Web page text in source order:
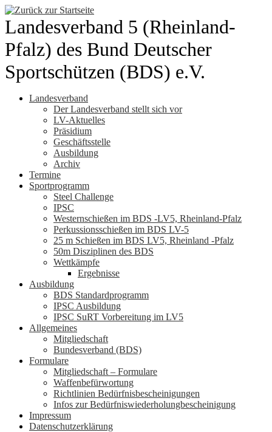
Zum
Inhalt
springen
Landesverband 5 (Rheinland-
Pfalz) des Bund Deutscher
Sportschützen (BDS) e.V.
Landesverband
Der Landesverband stellt sich vor
LV-Aktuelles
Präsidium
Geschäftsstelle
Ausbildung
Archiv
Termine
Sportprogramm
Steel Challenge
IPSC
Westernschießen im BDS -LV5, Rheinland-Pfalz
Perkussionsschießen im BDS LV-5
25 m Schießen im BDS LV5, Rheinland -Pfalz
50m Disziplinen des BDS
Wettkämpfe
Ergebnisse
Ausbildung
BDS Standardprogramm
IPSC Ausbildung
IPSC SuRT Vorbereitung im LV5
Allgemeines
Mitgliedschaft
Bundesverband (BDS)
Formulare
Mitgliedschaft – Formulare
Waffenbefürwortung
Richtlinien Bedürfnisbescheinigungen
Infos zur Bedürfniswiederholungbescheinigung
Impressum
Datenschutzerklärung